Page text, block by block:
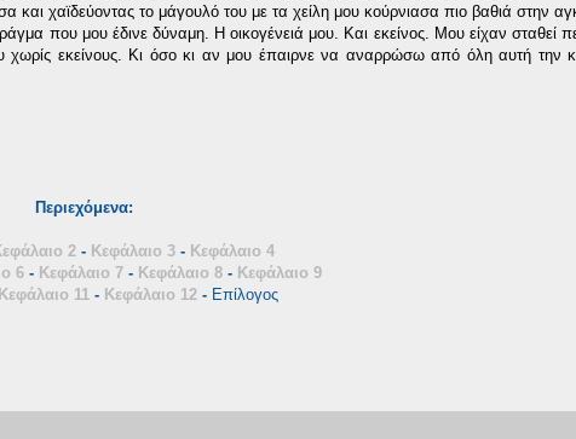
χαϊδεύοντας το μάγουλό του με τα χείλη μου κούρνιασα πιο βαθιά στην
που μου έδινε δύναμη. Η οικογένειά μου. Και εκείνος. Μου είχαν σταθεί
εκείνους. Κι όσο κι αν μου έπαιρνε να αναρρώσω από όλη αυτή την
Περιεχόμενα:
2 - Κεφάλαιο 3 - Κεφάλαιο 4
6 - Κεφάλαιο 7 - Κεφάλαιο 8 - Κεφάλαιο 9
Κεφάλαιο 11- Κεφάλαιο 12- Επίλογος